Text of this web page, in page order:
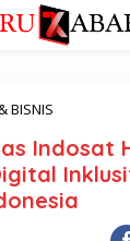
BISNIS
Indosat